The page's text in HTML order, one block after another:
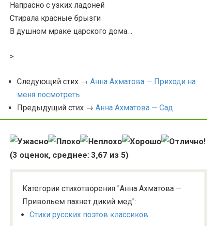
Напрасно с узких ладоней
Стирала красные брызги
В душном мраке царского дома…
>
Следующий стих → Анна Ахматова — Приходи на
меня посмотреть
Предыдущий стих → Анна Ахматова — Сад
(3 оценок, среднее: 3,67 из 5)
Категории стихотворения "Анна Ахматова —
Привольем пахнет дикий мед":
Стихи русских поэтов классиков